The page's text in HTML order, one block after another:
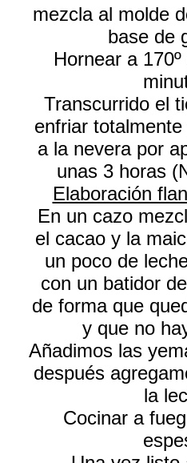
mezcla al molde
base de
Hornear a
Transcurrido el
enfriar
a la nevera por
unas 3 horas
Elaboración
En un cazo
el cacao y la
un poco de
con un batidor
de forma que
y que no
Añadimos las
después
la
Cocinar a